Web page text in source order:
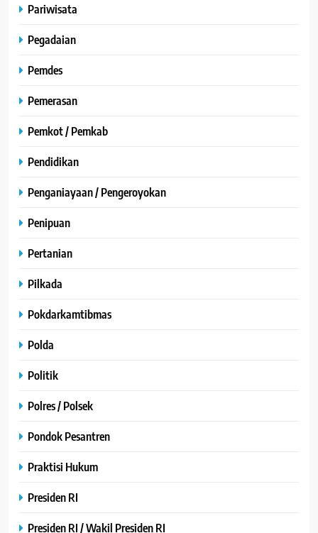
Pariwisata
Pegadaian
Pemdes
Pemerasan
Pemkot / Pemkab
Pendidikan
Penganiayaan / Pengeroyokan
Penipuan
Pertanian
Pilkada
Pokdarkamtibmas
Polda
Politik
Polres / Polsek
Pondok Pesantren
Praktisi Hukum
Presiden RI
Presiden RI / Wakil Presiden RI